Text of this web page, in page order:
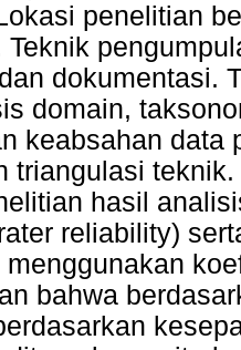
penelitian
Teknik
dokumentasi.
domain,
keabsahan data
triangulasi
hasil
reliability)
bahwa